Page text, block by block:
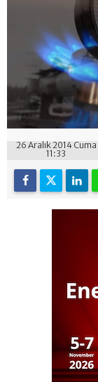
26 Aralık 2014 Cuma
11:33